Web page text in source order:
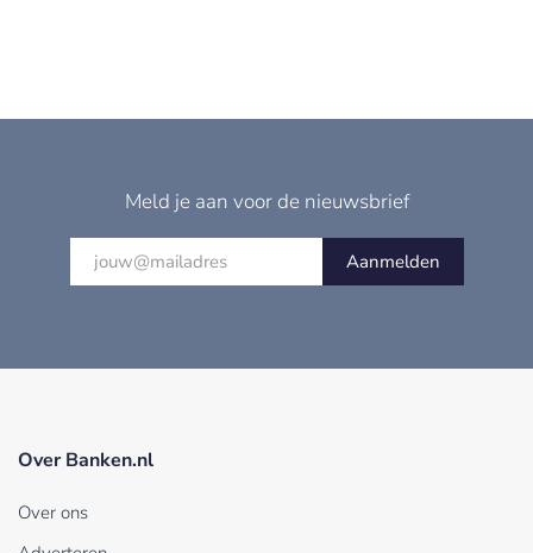
Meld je aan voor de nieuwsbrief
Aanmelden
Over Banken.nl
Over ons